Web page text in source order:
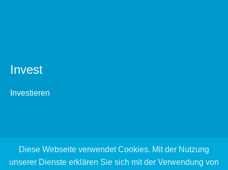
Invest
Investieren
Diese Webseite verwendet Cookies. Mit der Nutzung
unserer Dienste erklären Sie sich mit der Verwendung von